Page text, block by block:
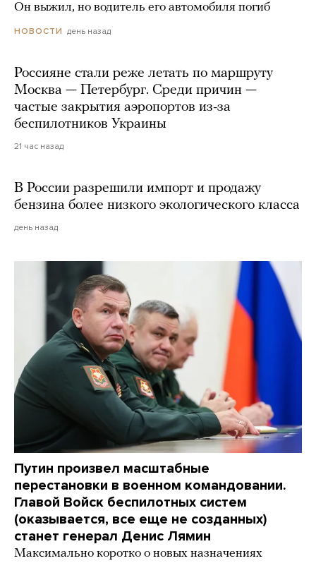
Он выжил, но водитель его автомобиля погиб
НОВОСТИ день назад
Россияне стали реже летать по маршруту
Москва — Петербург. Среди причин —
частые закрытия аэропортов из-за
беспилотников Украины
21 час назад
В России разрешили импорт и продажу
бензина более низкого экологического класса
день назад
Путин произвел масштабные
перестановки в военном командовании.
Главой Войск беспилотных систем
(оказывается, все еще не созданных)
станет генерал Денис Лямин
Максимально коротко о новых назначениях